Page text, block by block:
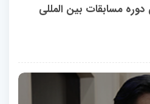
مسابقات بین المللی